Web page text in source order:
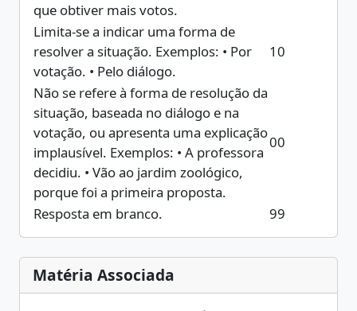
que obtiver mais votos.
Limita-se a indicar uma forma de
resolver a situação. Exemplos: • Por
votação. • Pelo diálogo.
10
Não se refere à forma de resolução da
situação, baseada no diálogo e na
votação, ou apresenta uma explicação
implausível. Exemplos: • A professora
decidiu. • Vão ao jardim zoológico,
porque foi a primeira proposta.
00
Resposta em branco. 99
Matéria Associada